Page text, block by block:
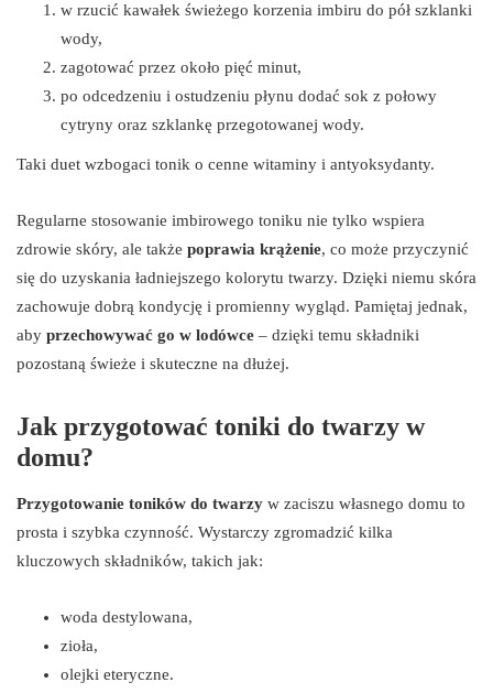
w rzucić kawałek świeżego korzenia imbiru do pół szklanki
wody,
zagotować przez około pięć minut,
po odcedzeniu i ostudzeniu płynu dodać sok z połowy
cytryny oraz szklankę przegotowanej wody.
Taki duet wzbogaci tonik o cenne witaminy i antyoksydanty.
Regularne stosowanie imbirowego toniku nie tylko wspiera
zdrowie skóry, ale także poprawia krążenie, co może przyczynić
się do uzyskania ładniejszego kolorytu twarzy. Dzięki niemu skóra
zachowuje dobrą kondycję i promienny wygląd. Pamiętaj jednak,
aby przechowywać go w lodówce – dzięki temu składniki
pozostaną świeże i skuteczne na dłużej.
Jak przygotować toniki do twarzy w
domu?
Przygotowanie toników do twarzy w zaciszu własnego domu to
prosta i szybka czynność. Wystarczy zgromadzić kilka
kluczowych składników, takich jak:
woda destylowana,
zioła,
olejki eteryczne.